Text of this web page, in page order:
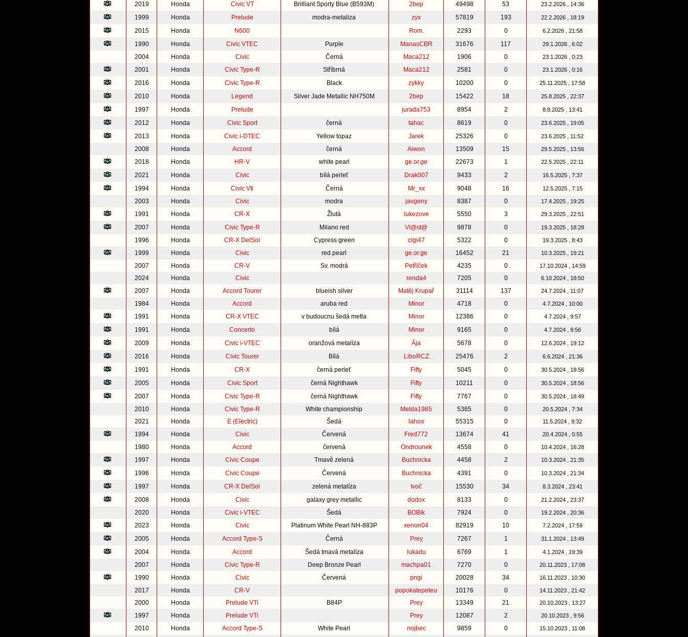
2019 Honda Civic VT Brilliant Sporty Blue (B593M) 2bep 49498 53 23.2.2026 , 14:36
1999 Honda Prelude modra-metaliza zyx 57819 193 22.2.2026 , 18:19
2015 Honda N600 Rom. 2293 0 6.2.2026 , 21:58
1990 Honda Civic VTEC Purple ManasCBR 31676 117 29.1.2026 , 6:02
2004 Honda Civic Černá Maca212 1906 0 23.1.2026 , 0:23
2001 Honda Civic Type-R Stříbrná Maca212 2581 0 23.1.2026 , 0:16
2016 Honda Civic Type-R Black zykky 10200 0 25.11.2025 , 17:58
2010 Honda Legend Silver Jade Metallic NH750M 2bep 15422 18 25.8.2025 , 22:37
1997 Honda Prelude jurada753 8954 2 8.8.2025 , 13:41
2012 Honda Civic Sport černá tahac 8619 0 23.6.2025 , 19:05
2013 Honda Civic i-DTEC Yellow topaz Jarek 25326 0 23.6.2025 , 11:52
2008 Honda Accord černá Aiwon 13509 15 29.5.2025 , 13:56
2018 Honda HR-V white pearl ge.or.ge 22673 1 22.5.2025 , 22:11
2021 Honda Civic bílá perleť Drak007 9433 2 16.5.2025 , 7:37
1994 Honda Civic Vti Černá Mr_xx 9048 16 12.5.2025 , 7:15
2003 Honda Civic modra javgeny 8387 0 17.4.2025 , 19:25
1991 Honda CR-X Žlutá lukezove 5550 3 29.3.2025 , 22:51
2007 Honda Civic Type-R Milano red Vl@st@ 9878 0 19.3.2025 , 18:28
1996 Honda CR-X DelSol Cypress green cigi47 5322 0 19.3.2025 , 8:43
1999 Honda Civic red pearl ge.or.ge 16452 21 10.3.2025 , 19:21
2007 Honda CR-V Sv. modrá Petřiček 4235 0 17.10.2024 , 14:59
2024 Honda Civic renda4 7205 0 6.10.2024 , 18:50
2007 Honda Accord Tourer blueish silver Matěj Krupař 31114 137 24.7.2024 , 11:07
1984 Honda Accord aruba red Minor 4718 0 4.7.2024 , 10:00
1991 Honda CR-X VTEC v budoucnu šedá metla Minor 12386 0 4.7.2024 , 9:57
1991 Honda Concerto bílá Minor 9165 0 4.7.2024 , 9:56
2009 Honda Civic i-VTEC oranžová metalíza Ája 5678 0 12.6.2024 , 19:12
2016 Honda Civic Tourer Bílá LiboRCZ 25476 2 6.6.2024 , 21:36
1991 Honda CR-X černá perleť Fifty 5045 0 30.5.2024 , 18:56
2005 Honda Civic Sport černá Nighthawk Fifty 10211 0 30.5.2024 , 18:56
2007 Honda Civic Type-R černá Nighthawk Fifty 7767 0 30.5.2024 , 18:49
2010 Honda Civic Type-R White championship Melda1985 5365 0 20.5.2024 , 7:34
2021 Honda E (Electric) Šedá lahoo 55315 0 11.5.2024 , 9:32
1994 Honda Civic Červená Fred772 13674 41 20.4.2024 , 0:55
1980 Honda Accord červená Ondrounek 4558 0 10.4.2024 , 16:28
1997 Honda Civic Coupe Tmavě zelená Buchnicka 4458 2 10.3.2024 , 21:35
1996 Honda Civic Coupe Červená Buchnicka 4391 0 10.3.2024 , 21:34
1997 Honda CR-X DelSol zelená metalíza Ivoč 15530 34 8.3.2024 , 23:41
2008 Honda Civic galaxy grey metallic dodox 8133 0 21.2.2024 , 23:37
2020 Honda Civic i-VTEC Šedá BOBik 7924 0 19.2.2024 , 20:36
2023 Honda Civic Platinum White Pearl NH-883P xenon04 82919 10 7.2.2024 , 17:59
2005 Honda Accord Type-S Černá Prey 7267 1 31.1.2024 , 13:49
2004 Honda Accord Šedá tmavá metalíza lukadu 6769 1 4.1.2024 , 19:39
2007 Honda Civic Type-R Deep Bronze Pearl machpa01 7270 0 20.11.2023 , 17:08
1990 Honda Civic Červená pngi 20028 34 16.11.2023 , 10:30
2017 Honda CR-V popokatepeteu 10176 0 14.11.2023 , 21:42
2000 Honda Prelude VTi B84P Prey 13349 21 20.10.2023 , 13:27
1997 Honda Prelude VTi Prey 12087 2 20.10.2023 , 9:56
2010 Honda Accord Type-S White Pearl nojbec 9859 0 15.10.2023 , 11:08